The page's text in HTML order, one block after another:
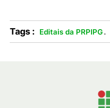
Tags : Editais da PRPIPG.